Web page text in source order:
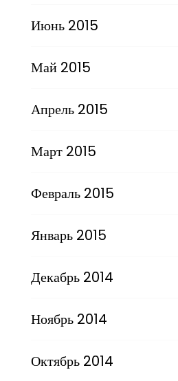
Июнь 2015
Май 2015
Апрель 2015
Март 2015
Февраль 2015
Январь 2015
Декабрь 2014
Ноябрь 2014
Октябрь 2014